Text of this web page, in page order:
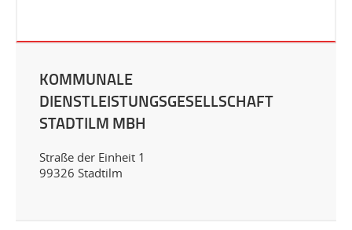
KOMMUNALE
DIENSTLEISTUNGSGESELLSCHAFT
STADTILM MBH
Straße der Einheit 1
99326 Stadtilm